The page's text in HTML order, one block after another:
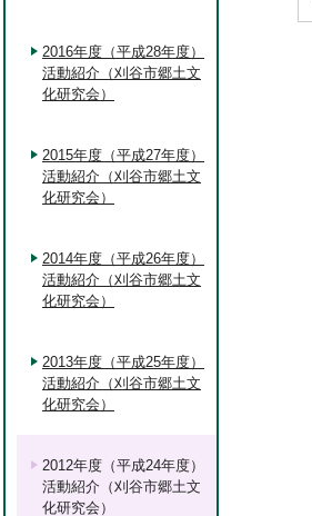
2016年度（平成28年度）
活動紹介（刈谷市郷土文
化研究会）
2015年度（平成27年度）
活動紹介（刈谷市郷土文
化研究会）
2014年度（平成26年度）
活動紹介（刈谷市郷土文
化研究会）
2013年度（平成25年度）
活動紹介（刈谷市郷土文
化研究会）
2012年度（平成24年度）
活動紹介（刈谷市郷土文
化研究会）